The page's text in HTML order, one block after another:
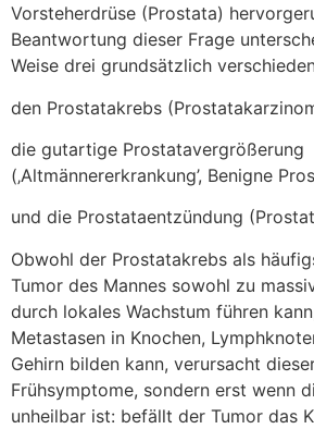
Vorsteherdrüse (Prostata)
Beantwortung dieser Frage
Weise drei grundsätzlich
den Prostatakrebs
die gutartige Prostatavergrößerung
(‚Altmännererkrankung’, Benigne
und die Prostataentzündung
Obwohl der Prostatakrebs als
Tumor des Mannes sowohl zu
durch lokales Wachstum führen
Metastasen in Knochen,
Gehirn bilden kann, verursacht
Frühsymptome, sondern erst wenn
unheilbar ist: befällt der Tumor das